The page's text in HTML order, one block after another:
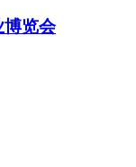
博览会